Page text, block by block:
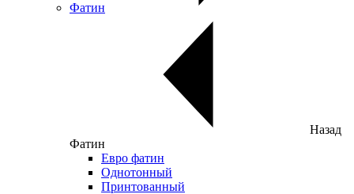
Фатин
Назад
Фатин
Евро фатин
Однотонный
Принтованный